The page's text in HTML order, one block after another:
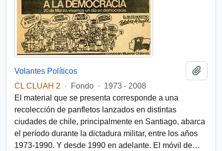
Volantes Políticos
CL CLUAH 2
· Fondo · 1973 - 2008
El material que se presenta corresponde a una
recolección de panfletos lanzados en distintas
ciudades de chile, principalmente en Santiago, abarca
el período durante la dictadura militar, entre los años
1973-1990. Y desde 1990 en adelante. El móvil de…